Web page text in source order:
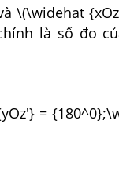
\(\widehat
là số đo
=